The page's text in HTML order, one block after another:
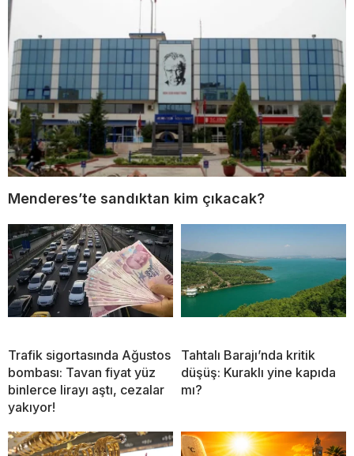
Menderes’te sandıktan kim çıkacak?
Trafik sigortasında Ağustos
bombası: Tavan fiyat yüz
binlerce lirayı aştı, cezalar
yakıyor!
Tahtalı Barajı’nda kritik
düşüş: Kuraklı yine kapıda
mı?